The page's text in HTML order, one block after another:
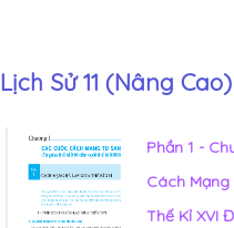
Lịch Sử 11 (Nâng Cao)
Phần 1 -
Cách
Thế Kỉ XVI